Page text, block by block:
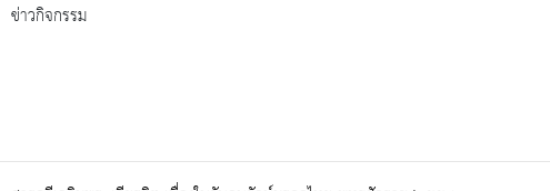
ข่าวกิจกรรม